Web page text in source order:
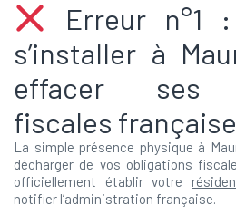
Erreur n°1
s’installer à
effacer ses
fiscales
La simple présence physique à
décharger de vos obligations
officiellement établir votre
notifier l’administration française.